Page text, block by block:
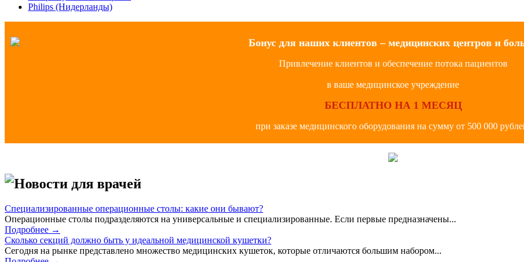
Philips (Нидерланды)
Бонус для наших клиентов – медицинских центров и
Привлечение клиентов и обеспечение потока пациентов
в ваше медицинское учреждение
БЕСПЛАТНО НА 1 МЕСЯЦ
при заказе медицинского оборудования на сумму от 500 000
Новости для врачей
Специализированные операционные столы: какие они бывают?
Операционные столы подразделяются на универсальные и специализированные. Если первые предназначены...
Подробнее →
Сколько секций должно быть у идеальной медицинской кушетки?
Сегодня на рынке представлено множество медицинских кушеток, которые отличаются большим набором...